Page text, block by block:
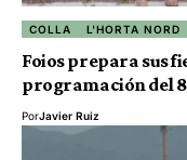
COLLA L'HORTA NORD
Foios prepara sus
programación del 8
PorJavier Ruiz